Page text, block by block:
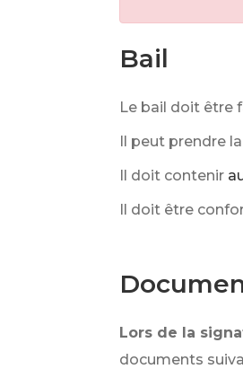
Bail
Le bail doit être
Il peut prendre
Il doit contenir
Il doit être
Lors de la
documents